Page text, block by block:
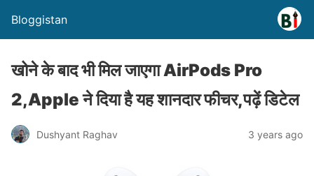
Bloggistan
खोने के बाद भी मिल जाएगा AirPods Pro
2,Apple ने दिया है यह शानदार फीचर,पढ़ें डिटेल
Dushyant Raghav 3 years ago